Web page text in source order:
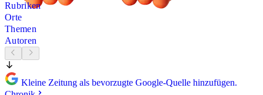
Rubriken
Orte
Themen
Autoren
Kleine Zeitung als bevorzugte Google-Quelle hinzufügen.